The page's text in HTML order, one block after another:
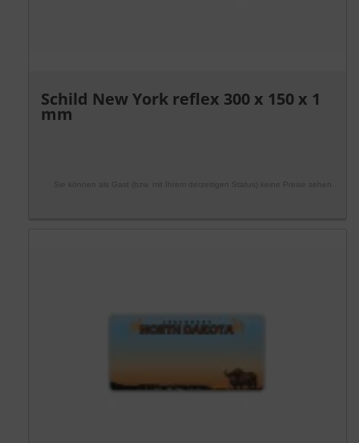
Schild New York reflex 300 x 150 x 1
mm
Sie können als Gast (bzw. mit Ihrem derzeitigen Status) keine Preise sehen.